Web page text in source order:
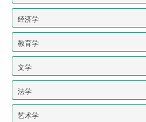
经济学
教育学
文学
法学
艺术学